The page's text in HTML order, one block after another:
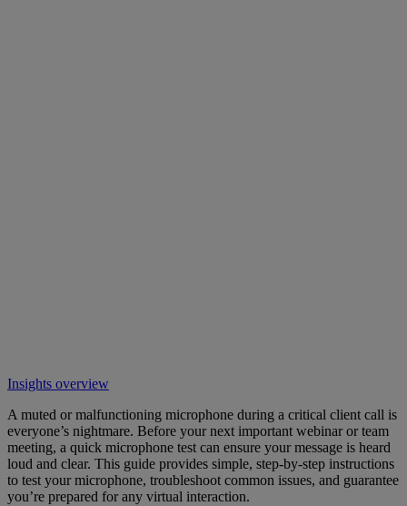
Insights overview
A muted or malfunctioning microphone during a critical client call is
everyone’s nightmare. Before your next important webinar or team
meeting, a quick microphone test can ensure your message is heard
loud and clear. This guide provides simple, step-by-step instructions
to test your microphone, troubleshoot common issues, and guarantee
you’re prepared for any virtual interaction.